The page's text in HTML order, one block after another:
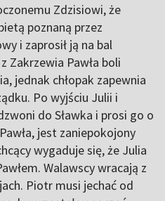
Zdzisiowi, że
poznaną przez
i zaprosił ją na bal
Zakrzewia Pawła boli
jednak chłopak zapewnia
Po wyjściu Julii i
do Sławka i prosi go o
jest zaniepokojony
wygaduje się, że Julia
Walawscy wracają z
Piotr musi jechać od